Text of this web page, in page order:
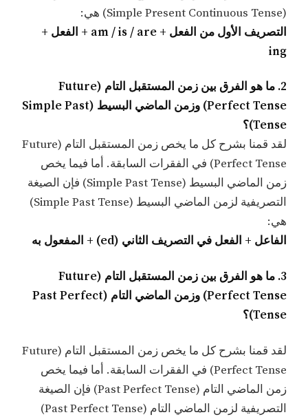
(Simple Present Continuous Tense) هي:
التصريف الأول من الفعل + am / is / are + الفعل +
ing
2. ما هو الفرق بين زمن المستقبل التام (Future
Perfect Tense) وزمن الماضي البسيط (Simple Past
Tense)؟
لقد قمنا بشرح كل ما يخص زمن المستقبل التام (Future
Perfect Tense) في الفقرات السابقة. أما فيما يخص
زمن الماضي البسيط (Simple Past Tense) فإن الصيغة
التصريفية لزمن الماضي البسيط (Simple Past Tense)
هي:
الفاعل + الفعل في التصريف الثاني (ed) + المفعول به
3. ما هو الفرق بين زمن المستقبل التام (Future
Perfect Tense) وزمن الماضي التام (Past Perfect
Tense)؟
لقد قمنا بشرح كل ما يخص زمن المستقبل التام (Future
Perfect Tense) في الفقرات السابقة. أما فيما يخص
زمن الماضي التام (Past Perfect Tense) فإن الصيغة
التصريفية لزمن الماضي التام (Past Perfect Tense)